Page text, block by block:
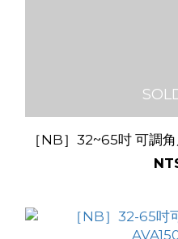
［NB］32~65吋 可調